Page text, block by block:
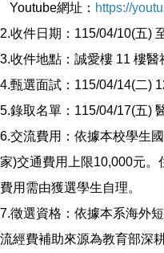
Youtube網址： https://
2.收件日期：115/04/10(五)
3.收件地點：誠愛樓 11 樓醫
4.甄選面試：115/04/14(二)
5.錄取名單：115/04/17(五)
6.交流費用：依據本校學生
家)交通費用上限10,000元
費用需由獲選學生自理。
7.徵選資格：依據本系海外
流經費補助來源為教育部深